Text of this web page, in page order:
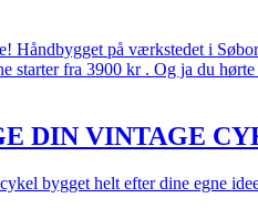
Håndbygget på værkstedet i
starter fra 3900 kr . Og ja du
DIN VINTAGE
bygget helt efter dine egne